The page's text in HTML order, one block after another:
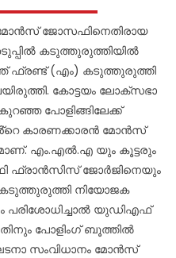
ജോസഫിനെതിരായ
കടുത്തുരുത്തിയിൽ
ഫ്രണ്ട് (എം) കടുത്തുരുത്തി
കോട്ടയം ലോക്സഭാ
പോളിങ്ങിലേക്ക്
കാരണക്കാരൻ മോൻസ്
എം.എൽ.എ യും കൂട്ടരും
ഫ്രാൻസിസ് ജോർജിനെയും
നിയോജക
പരിശോധിച്ചാൽ യുഡിഎഫ്
പോളിംഗ് ബൂത്തിൽ
സംവിധാനം മോൻസ്